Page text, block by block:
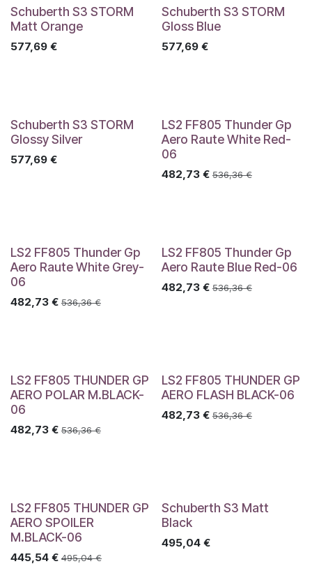
Schuberth S3 STORM
Matt Orange
577,69 €
Schuberth S3 STORM
Gloss Blue
577,69€
Schuberth S3 STORM
Glossy Silver
577,69 €
LS2 FF805 Thunder Gp
Aero Raute White Red-
06
482,73€ 536,36€
LS2 FF805 Thunder Gp
Aero Raute White Grey-
06
482,73 € 536,36€
LS2 FF805 Thunder Gp
Aero Raute Blue Red-06
482,73€ 536,36€
LS2 FF805 THUNDER GP
AERO POLAR M.BLACK-
06
482,73 € 536,36€
LS2 FF805 THUNDER GP
AERO FLASH BLACK-06
482,73€ 536,36€
LS2 FF805 THUNDER GP
AERO SPOILER
M.BLACK-06
445,54 € 495,04€
Schuberth S3 Matt
Black
495,04€